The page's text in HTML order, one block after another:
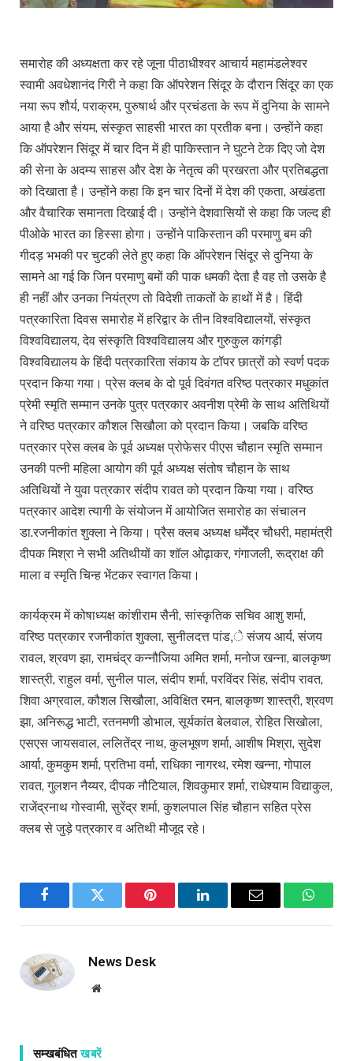
समारोह की अध्यक्षता कर रहे जूना पीठाधीश्वर आचार्य महामंडलेश्वर
स्वामी अवधेशानंद गिरी ने कहा कि ऑपरेशन सिंदूर के दौरान सिंदूर का एक
नया रूप शौर्य, पराक्रम, पुरुषार्थ और प्रचंडता के रूप में दुनिया के सामने
आया है और संयम, संस्कृत साहसी भारत का प्रतीक बना। उन्होंने कहा
कि ऑपरेशन सिंदूर में चार दिन में ही पाकिस्तान ने घुटने टेक दिए जो देश
की सेना के अदम्य साहस और देश के नेतृत्व की प्रखरता और प्रतिबद्धता
को दिखाता है। उन्होंने कहा कि इन चार दिनों में देश की एकता, अखंडता
और वैचारिक समानता दिखाई दी। उन्होंने देशवासियों से कहा कि जल्द ही
पीओके भारत का हिस्सा होगा। उन्होंने पाकिस्तान की परमाणु बम की
गीदड़ भभकी पर चुटकी लेते हुए कहा कि ऑपरेशन सिंदूर से दुनिया के
सामने आ गई कि जिन परमाणु बमों की पाक धमकी देता है वह तो उसके है
ही नहीं और उनका नियंत्रण तो विदेशी ताकतों के हाथों में है। हिंदी
पत्रकारिता दिवस समारोह में हरिद्वार के तीन विश्वविद्यालयों, संस्कृत
विश्वविद्यालय, देव संस्कृति विश्वविद्यालय और गुरुकुल कांगड़ी
विश्वविद्यालय के हिंदी पत्रकारिता संकाय के टॉपर छात्रों को स्वर्ण पदक
प्रदान किया गया। प्रेस क्लब के दो पूर्व दिवंगत वरिष्ठ पत्रकार मधुकांत
प्रेमी स्मृति सम्मान उनके पुत्र पत्रकार अवनीश प्रेमी के साथ अतिथियों
ने वरिष्ठ पत्रकार कौशल सिखौला को प्रदान किया। जबकि वरिष्ठ
पत्रकार प्रेस क्लब के पूर्व अध्यक्ष प्रोफेसर पीएस चौहान स्मृति सम्मान
उनकी पत्नी महिला आयोग की पूर्व अध्यक्ष संतोष चौहान के साथ
अतिथियों ने युवा पत्रकार संदीप रावत को प्रदान किया गया। वरिष्ठ
पत्रकार आदेश त्यागी के संयोजन में आयोजित समारोह का संचालन
डा.रजनीकांत शुक्ला ने किया। प्रैस क्लब अध्यक्ष धर्मेंद्र चौधरी, महामंत्री
दीपक मिश्रा ने सभी अतिथीयों का शॉल ओढ़ाकर, गंगाजली, रूद्राक्ष की
माला व स्मृति चिन्ह भेंटकर स्वागत किया।
कार्यक्रम में कोषाध्यक्ष कांशीराम सैनी, सांस्कृतिक सचिव आशु शर्मा,
वरिष्ठ पत्रकार रजनीकांत शुक्ला, सुनीलदत्त पांड,े संजय आर्य, संजय
रावल, श्रवण झा, रामचंद्र कन्नौजिया अमित शर्मा, मनोज खन्ना, बालकृष्ण
शास्त्री, राहुल वर्मा, सुनील पाल, संदीप शर्मा, परविंदर सिंह, संदीप रावत,
शिवा अग्रवाल, कौशल सिखौला, अविक्षित रमन, बालकृष्ण शास्त्री, श्रवण
झा, अनिरूद्ध भाटी, रतनमणी डोभाल, सूर्यकांत बेलवाल, रोहित सिखोला,
एसएस जायसवाल, ललितेंद्र नाथ, कुलभूषण शर्मा, आशीष मिश्रा, सुदेश
आर्या, कुमकुम शर्मा, प्रतिभा वर्मा, राधिका नागरथ, रमेश खन्ना, गोपाल
रावत, गुलशन नैय्यर, दीपक नौटियाल, शिवकुमार शर्मा, राधेश्याम विद्याकुल,
राजेंद्रनाथ गोस्वामी, सुरेंद्र शर्मा, कुशलपाल सिंह चौहान सहित प्रेस
क्लब से जुड़े पत्रकार व अतिथी मौजूद रहे।
FacebookTwitter Pinterest LinkedInEmail
News Desk
Website
सम्खबंधितखबरें